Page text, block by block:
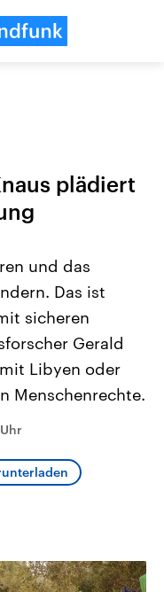
USA
Aktuelle Beiträge,
Hintergründe
Wirtschaftlich und
gehören die Vereinigten
den mächtigsten Ländern
mit großem Einfluss auf
plädiert
und das
Das ist
sicheren
Gerald
Libyen oder
Menschenrechte.